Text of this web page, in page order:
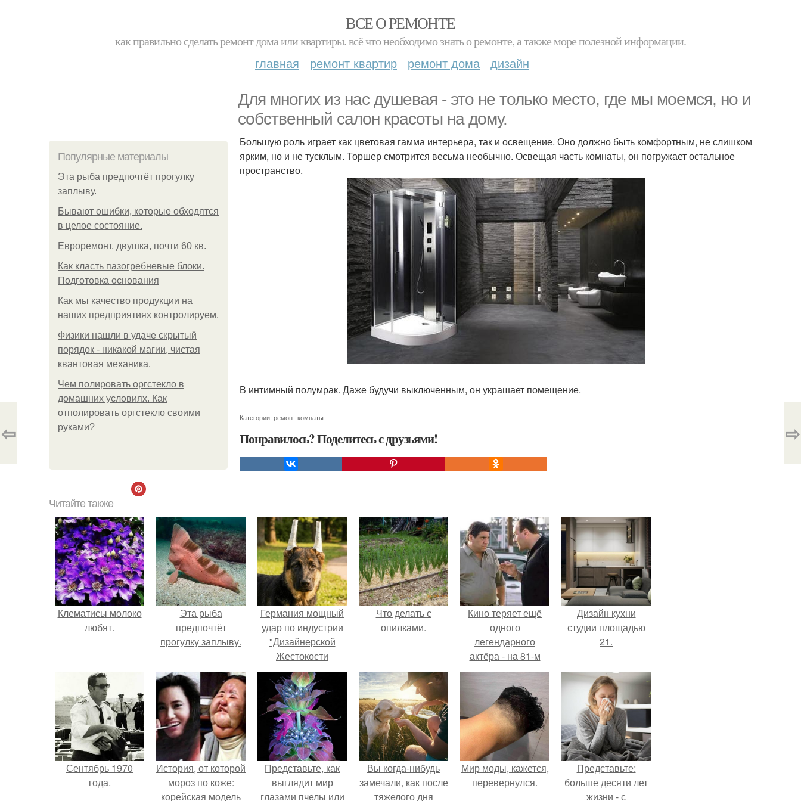
ВСЕ О РЕМОНТЕ
как правильно сделать ремонт дома или квартиры. всё что необходимо знать о ремонте, а также море полезной информации.
главная ремонт квартир ремонт дома дизайн
Для многих из нас душевая - это не только место, где мы моемся, но и
собственный салон красоты на дому.
Популярные материалы
Эта рыба предпочтёт прогулку
заплыву.
Бывают ошибки, которые обходятся
в целое состояние.
Евроремонт, двушка, почти 60 кв.
Как класть пазогребневые блоки.
Подготовка основания
Как мы качество продукции на
наших предприятиях контролируем.
Физики нашли в удаче скрытый
порядок - никакой магии, чистая
квантовая механика.
Чем полировать оргстекло в
домашних условиях. Как
отполировать оргстекло своими
руками?
Большую роль играет как цветовая гамма интерьера, так и освещение. Оно должно быть комфортным, не слишком
ярким, но и не тусклым. Торшер смотрится весьма необычно. Освещая часть комнаты, он погружает остальное
пространство.
В интимный полумрак. Даже будучи выключенным, он украшает помещение.
Категории: ремонт комнаты
Понравилось? Поделитесь с друзьями!
⇦ ⇨
Читайте также
Клематисы молоко
любят.
Эта рыба
предпочтёт
прогулку заплыву.
Германия мощный
удар по индустрии
"Дизайнерской
Жестокости
нанесла".
Что делать с
опилками.
Кино теряет ещё
одного
легендарного
актёра - на 81-м
году жизни не стало
Винсента пасторе.
Дизайн кухни
студии площадью
21.
Сентябрь 1970
года.
История, от которой
мороз по коже:
корейская модель
Представьте, как
выглядит мир
глазами пчелы или
Вы когда-нибудь
замечали, как после
тяжелого дня
Мир моды, кажется,
перевернулся.
Представьте:
больше десяти лет
жизни - с